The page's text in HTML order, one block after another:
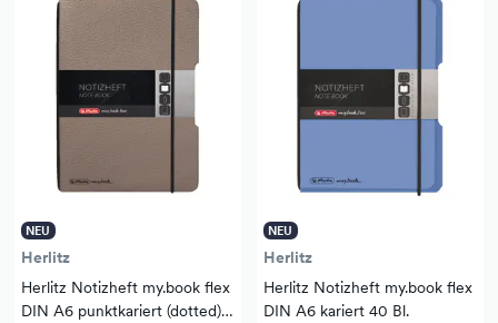
NEU
Herlitz
Herlitz Notizheft my.book flex
DIN A6 punktkariert (dotted)
NEU
Herlitz
Herlitz Notizheft my.book flex
DIN A6 kariert 40 Bl.